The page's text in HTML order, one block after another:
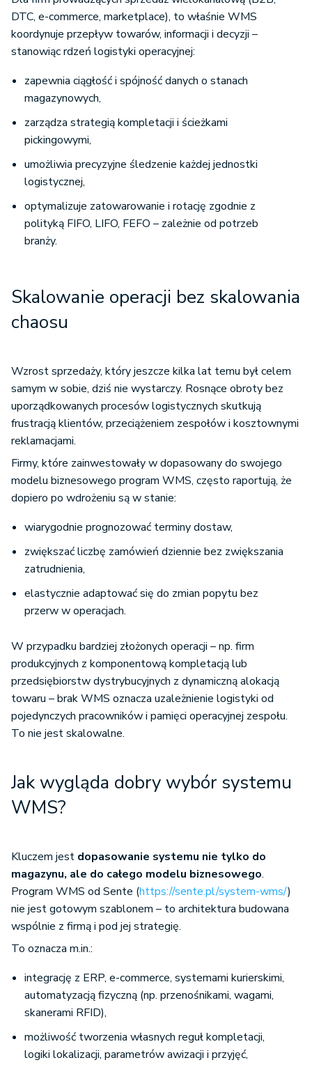
DTC, e-commerce, marketplace), to właśnie WMS
koordynuje przepływ towarów, informacji i decyzji –
stanowiąc rdzeń logistyki operacyjnej:
zapewnia ciągłość i spójność danych o stanach
magazynowych,
zarządza strategią kompletacji i ścieżkami
pickingowymi,
umożliwia precyzyjne śledzenie każdej jednostki
logistycznej,
optymalizuje zatowarowanie i rotację zgodnie z
polityką FIFO, LIFO, FEFO – zależnie od potrzeb
branży.
Skalowanie operacji bez skalowania
chaosu
Wzrost sprzedaży, który jeszcze kilka lat temu był celem
samym w sobie, dziś nie wystarczy. Rosnące obroty bez
uporządkowanych procesów logistycznych skutkują
frustracją klientów, przeciążeniem zespołów i kosztownymi
reklamacjami.
Firmy, które zainwestowały w dopasowany do swojego
modelu biznesowego program WMS, często raportują, że
dopiero po wdrożeniu są w stanie:
wiarygodnie prognozować terminy dostaw,
zwiększać liczbę zamówień dziennie bez zwiększania
zatrudnienia,
elastycznie adaptować się do zmian popytu bez
przerw w operacjach.
W przypadku bardziej złożonych operacji – np. firm
produkcyjnych z komponentową kompletacją lub
przedsiębiorstw dystrybucyjnych z dynamiczną alokacją
towaru – brak WMS oznacza uzależnienie logistyki od
pojedynczych pracowników i pamięci operacyjnej zespołu.
To nie jest skalowalne.
Jak wygląda dobry wybór systemu
WMS?
Kluczem jest dopasowanie systemu nie tylko do
magazynu, ale do całego modelu biznesowego.
Program WMS od Sente (https://sente.pl/system-wms/)
nie jest gotowym szablonem – to architektura budowana
wspólnie z firmą i pod jej strategię.
To oznacza m.in.:
integrację z ERP, e-commerce, systemami kurierskimi,
automatyzacją fizyczną (np. przenośnikami, wagami,
skanerami RFID),
możliwość tworzenia własnych reguł kompletacji,
logiki lokalizacji, parametrów awizacji i przyjęć,